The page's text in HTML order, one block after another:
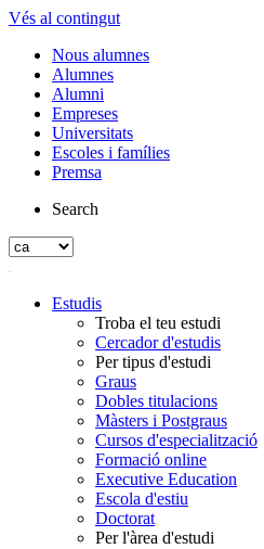
Vés al contingut
Nous alumnes
Alumnes
Alumni
Empreses
Universitats
Escoles i famílies
Premsa
Search
Estudis
Troba el teu estudi
Cercador d'estudis
Per tipus d'estudi
Graus
Dobles titulacions
Màsters i Postgraus
Cursos d'especialització
Formació online
Executive Education
Escola d'estiu
Doctorat
Per l'àrea d'estudi